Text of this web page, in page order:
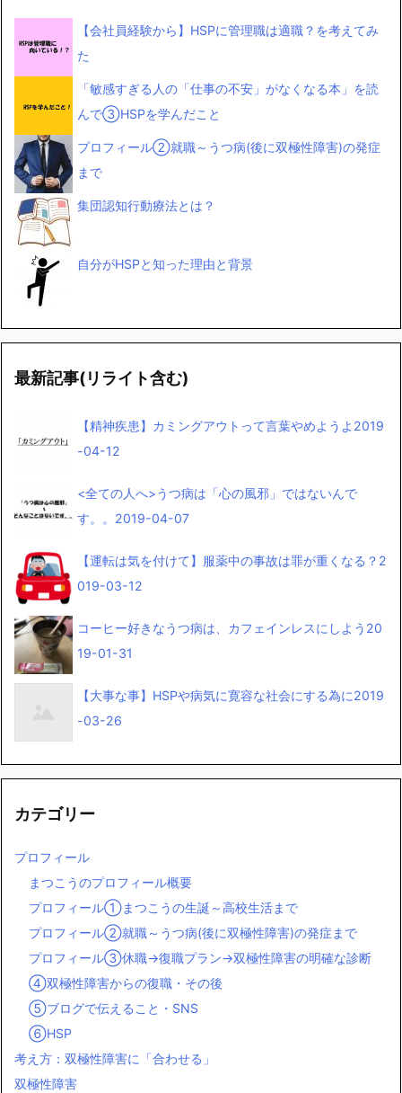
【会社員経験から】HSPに管理職は適職？を考えてみ
た
「敏感すぎる人の「仕事の不安」がなくなる本」を読
んで③HSPを学んだこと
プロフィール②就職～うつ病(後に双極性障害)の発症
まで
集団認知行動療法とは？
自分がHSPと知った理由と背景
最新記事(リライト含む)
【精神疾患】カミングアウトって言葉やめようよ 2019
-04-12
<全ての人へ>うつ病は「心の風邪」ではないんで
す。。 2019-04-07
【運転は気を付けて】服薬中の事故は罪が重くなる？ 2
019-03-12
コーヒー好きなうつ病は、カフェインレスにしよう 20
19-01-31
【大事な事】HSPや病気に寛容な社会にする為に2019
-03-26
カテゴリー
プロフィール
まつこうのプロフィール概要
プロフィール①まつこうの生誕～高校生活まで
プロフィール②就職～うつ病(後に双極性障害)の発症まで
プロフィール③休職→復職プラン→双極性障害の明確な診断
④双極性障害からの復職・その後
⑤ブログで伝えること・SNS
⑥HSP
考え方：双極性障害に「合わせる」
双極性障害